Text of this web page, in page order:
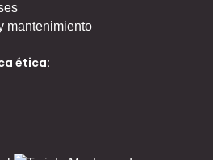
mantenimiento
ética: